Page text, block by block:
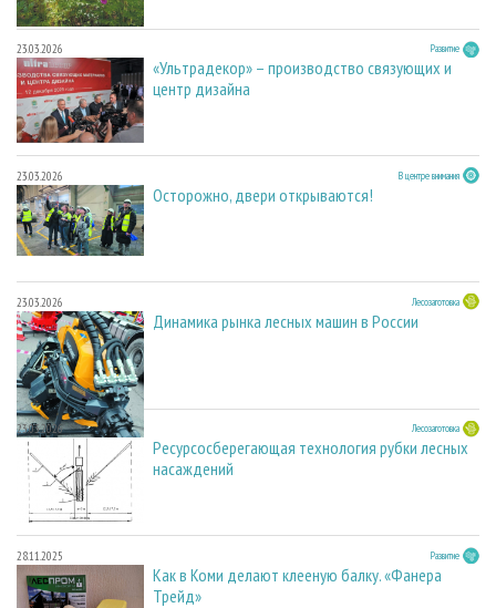
23.03.2026 Развитие
«Ультрадекор» – производство связующих и
центр дизайна
23.03.2026 В центре внимания
Осторожно, двери открываются!
23.03.2026 Лесозаготовка
Динамика рынка лесных машин в России
23.03.2026 Лесозаготовка
Ресурсосберегающая технология рубки лесных
насаждений
28.11.2025 Развитие
Как в Коми делают клееную балку. «Фанера
Трейд»